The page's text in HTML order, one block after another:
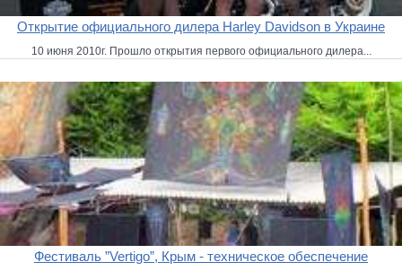
Открытие официального дилера Harley Davidson в Украине
10 июня 2010г. Прошло открытия первого официального дилера...
Фестиваль ”Vertigo”, Крым - техническое обеспечение